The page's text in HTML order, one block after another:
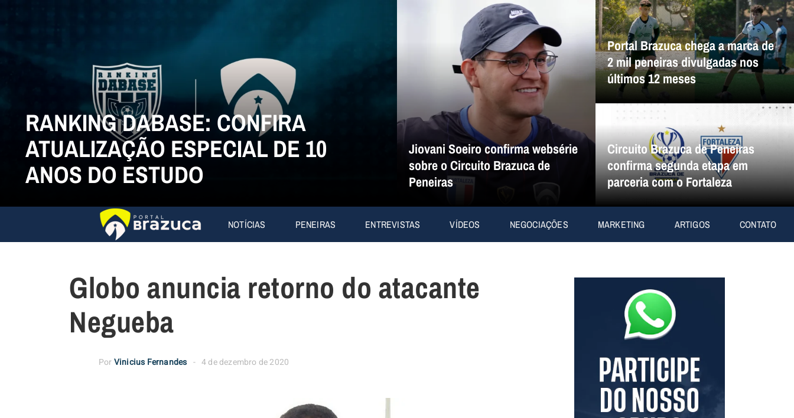
RANKING DABASE: CONFIRA
ATUALIZAÇÃO ESPECIAL DE 10
ANOS DO ESTUDO
Jiovani Soeiro confirma websérie
sobre o Circuito Brazuca de
Peneiras
Portal Brazuca chega a marca de
2 mil peneiras divulgadas nos
últimos 12 meses
Circuito Brazuca de Peneiras
confirma segunda etapa em
parceria com o Fortaleza
NOTÍCIAS PENEIRAS ENTREVISTAS VÍDEOS NEGOCIAÇÕES MARKETING ARTIGOS CONTATO
Globo anuncia retorno do atacante
Negueba
PorVinicius Fernandes 4 de dezembro de 2020